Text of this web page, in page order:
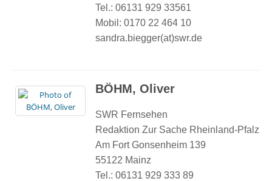
Tel.: 06131 929 33561
Mobil: 0170 22 464 10
sandra.biegger(at)swr.de
BÖHM, Oliver
SWR Fernsehen
Redaktion Zur Sache Rheinland-Pfalz
Am Fort Gonsenheim 139
55122 Mainz
Tel.: 06131 929 333 89